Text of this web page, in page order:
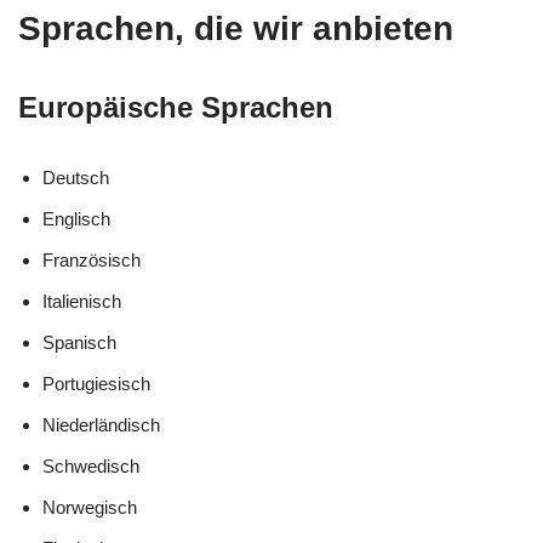
Sprachen, die wir anbieten
Europäische Sprachen
Deutsch
Englisch
Französisch
Italienisch
Spanisch
Portugiesisch
Niederländisch
Schwedisch
Norwegisch